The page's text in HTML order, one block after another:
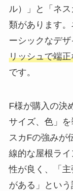
ル）」と「ネ
類があります
ーシックなデザ
リッシュで端
です。
F様が購入の決
サイズ、色」
スカFの強みが
線的な屋根ラ
性が良く、「
がある」とい